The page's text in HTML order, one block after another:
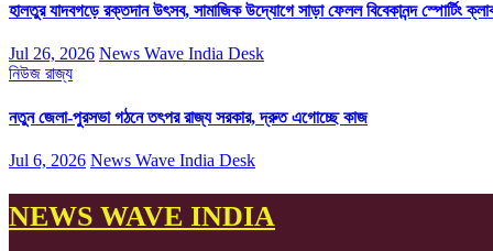
হালতুর যাদবগড়ে রক্তদান উৎসব, সামাজিক উদ্যোগে সাড়া ফেলল বিবেকানন্দ স্পোর্টিং
Jul 26, 2026 News Wave India Desk
নিউজ রাজ্য
নতুন জেলা-পুরসভা গঠনে তৎপর রাজ্য সরকার, দ্রুত এগোচ্ছে কাজ
Jul 6, 2026 News Wave India Desk
NEWS WAVE INDIA